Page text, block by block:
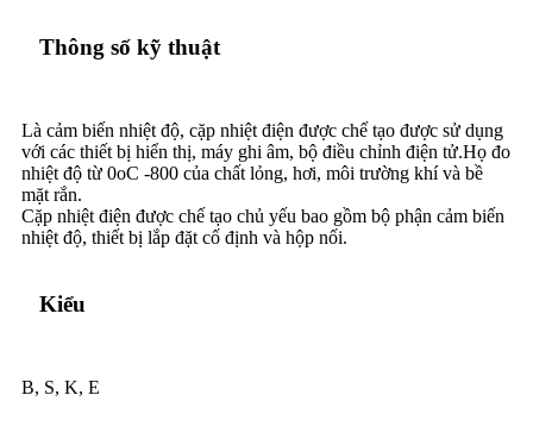
Thông số kỹ thuật
Là cảm biến nhiệt độ, cặp nhiệt điện được chế tạo được sử dụng
với các thiết bị hiển thị, máy ghi âm, bộ điều chỉnh điện tử.Họ đo
nhiệt độ từ 0oC -800 của chất lỏng, hơi, môi trường khí và bề
mặt rắn.
Cặp nhiệt điện được chế tạo chủ yếu bao gồm bộ phận cảm biến
nhiệt độ, thiết bị lắp đặt cố định và hộp nối.
Kiểu
B, S, K, E